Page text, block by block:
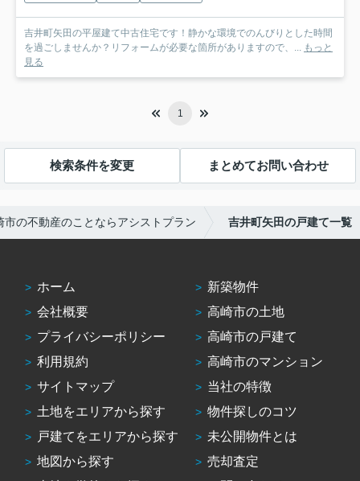
吉井町矢田の平屋建て中古住宅です！静かな環境でのんびりとした時間
を過ごしませんか？リフォームが必要な箇所がありますので、...
もっと
見る
1
検索条件を変更 まとめてお問い合わせ
市の不動産のことならアシストプラン 吉井町矢田の戸建て一覧
ホーム
会社概要
プライバシーポリシー
利用規約
サイトマップ
土地をエリアから探す
戸建てをエリアから探す
地図から探す
新築物件
高崎市の土地
高崎市の戸建て
高崎市のマンション
当社の特徴
物件探しのコツ
未公開物件とは
売却査定